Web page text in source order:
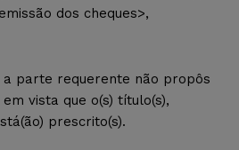
dos cheques>,
a parte requerente não propôs
vista que o(s) título(s),
prescrito(s).